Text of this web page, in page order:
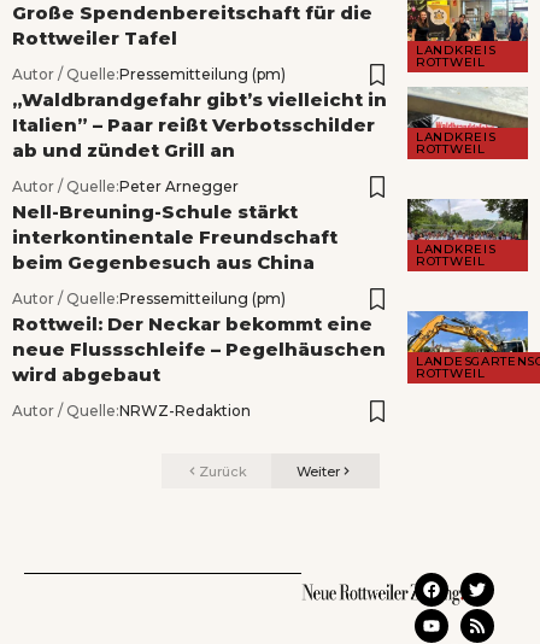
LANDKREIS
ROTTWEIL
Große Spendenbereitschaft für die
Rottweiler Tafel
Autor / Quelle:Pressemitteilung (pm)
LANDKREIS
ROTTWEIL
„Waldbrandgefahr gibt’s vielleicht in
Italien” – Paar reißt Verbotsschilder
ab und zündet Grill an
Autor / Quelle:Peter Arnegger
LANDKREIS
ROTTWEIL
Nell-Breuning-Schule stärkt
interkontinentale Freundschaft
beim Gegenbesuch aus China
Autor / Quelle:Pressemitteilung (pm)
ROTTWEIL
Rottweil: Der Neckar bekommt eine
neue Flussschleife – Pegelhäuschen
wird abgebaut
Autor / Quelle:NRWZ-Redaktion
Zurück Weiter